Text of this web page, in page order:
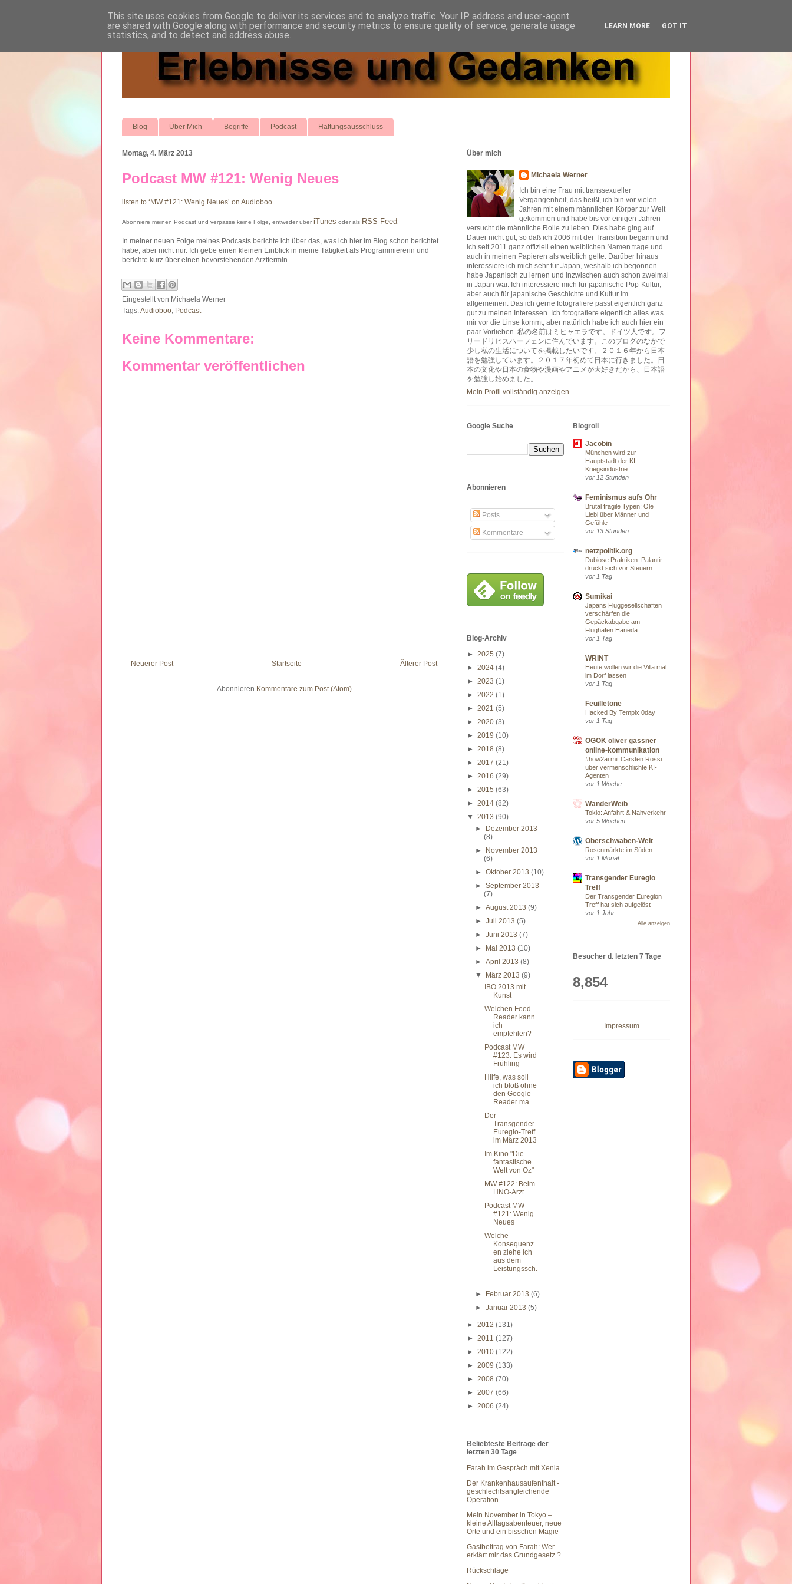
Blog Über Mich Begriffe Podcast Haftungsausschluss
Montag, 4. März 2013
Podcast MW #121: Wenig Neues
listen to ‘MW #121: Wenig Neues’ on Audioboo
Abonniere meinen Podcast und verpasse keine Folge, entweder über iTunes oder als RSS-Feed
In meiner neuen Folge meines Podcasts berichte ich über das, was ich hier im Blog schon berichtet
habe, aber nicht nur. Ich gebe einen kleinen Einblick in meine Tätigkeit als Programmiererin und
berichte kurz über einen bevorstehenden Arzttermin.
Eingestellt von Michaela Werner
Tags:Audioboo Podcast
Keine Kommentare:
Kommentar veröffentlichen
Neuerer Post Älterer Post
Startseite
Abonnieren Kommentare zum Post (Atom)
Über mich
Michaela Werner
Ich bin eine Frau mit transsexueller
Vergangenheit, das heißt, ich bin vor vielen
Jahren mit einem männlichen Körper zur Welt
gekommen und habe bis vor einigen Jahren
versucht die männliche Rolle zu leben. Dies habe ging auf
Dauer nicht gut, so daß ich 2006 mit der Transition begann und
ich seit 2011 ganz offiziell einen weiblichen Namen trage und
auch in meinen Papieren als weiblich gelte. Darüber hinaus
interessiere ich mich sehr für Japan, weshalb ich begonnen
habe Japanisch zu lernen und inzwischen auch schon zweimal
in Japan war. Ich interessiere mich für japanische Pop-Kultur,
aber auch für japanische Geschichte und Kultur im
allgemeinen. Das ich gerne fotografiere passt eigentlich ganz
gut zu meinen Interessen. Ich fotografiere eigentlich alles was
mir vor die Linse kommt, aber natürlich habe ich auch hier ein
paar Vorlieben. 私の名前はミヒャエラです。ドイツ人です。フ
リードリヒスハーフェンに住んでいます。このブログのなかで
少し私の生活についてを掲載したいです。２０１６年から日本
語を勉強しています。２０１７年初めて日本に行きました。日
本の文化や日本の食物や漫画やアニメが大好きだから、日本語
を勉強し始めました。
Mein Profil vollständig anzeigen
Google Suche
Abonnieren
Posts
Kommentare
Blog-Archiv
► 2025 (7)
► 2024 (4)
► 2023 (1)
► 2022 (1)
► 2021 (5)
► 2020 (3)
► 2019 (10)
► 2018 (8)
► 2017 (21)
► 2016 (29)
► 2015 (63)
► 2014 (82)
▼ 2013 (90)
►
Dezember 2013
(8)
►
November 2013
(6)
►Oktober 2013(10)
►September 2013
(7)
►August 2013(9)
►Juli 2013(5)
►Juni 2013(7)
►
Mai 2013(10)
►April 2013(8)
▼
März 2013(9)
IBO 2013 mit
Kunst
Welchen Feed
Reader kann
ich
empfehlen?
Podcast MW
#123: Es wird
Frühling
Hilfe, was soll
ich bloß ohne
den Google
Reader ma...
Der
Transgender-
Euregio-Treff
im März 2013
Im Kino "Die
fantastische
Welt von Oz"
MW #122: Beim
HNO-Arzt
Podcast MW
#121: Wenig
Neues
Welche
Konsequenz
en ziehe ich
aus dem
Leistungssch.
..
► Februar 2013(6)
►Januar 2013(5)
► 2012 (131)
► 2011 (127)
► 2010 (122)
► 2009 (133)
► 2008 (70)
► 2007 (66)
► 2006 (24)
Beliebteste Beiträge der
letzten 30 Tage
Farah im Gespräch mit Xenia
Der Krankenhausaufenthalt -
geschlechtsangleichende
Operation
Mein November in Tokyo –
kleine Alltagsabenteuer, neue
Orte und ein bisschen Magie
Gastbeitrag von Farah: Wer
erklärt mir das Grundgesetz ?
Rückschläge
Blogroll
Jacobin
München wird zur
Hauptstadt der KI-
Kriegsindustrie
vor 12 Stunden
Feminismus aufs Ohr
Brutal fragile Typen: Ole
Liebl über Männer und
Gefühle
vor 13 Stunden
netzpolitik.org
Dubiose Praktiken: Palantir
drückt sich vor Steuern
vor 1 Tag
Sumikai
Japans Fluggesellschaften
verschärfen die
Gepäckabgabe am
Flughafen Haneda
vor 1 Tag
WRINT
Heute wollen wir die Villa mal
im Dorf lassen
vor 1 Tag
Feuilletöne
Hacked By Tempix 0day
vor 1 Tag
OGOK oliver gassner
online-kommunikation
#how2ai mit Carsten Rossi
über vermenschlichte KI-
Agenten
vor 1 Woche
WanderWeib
Tokio: Anfahrt & Nahverkehr
vor 5 Wochen
Oberschwaben-Welt
Rosenmärkte im Süden
vor 1 Monat
Transgender Euregio
Treff
Der Transgender Euregion
Treff hat sich aufgelöst
vor 1 Jahr
Alle anzeigen
Besucher d. letzten 7 Tage
8,854
Impressum
This site uses cookies from Google to deliver its services and to analyze traffic. Your IP address and user-agent
are shared with Google along with performance and security metrics to ensure quality of service, generate usage
statistics, and to detect and address abuse.
LEARN MORE GOT IT